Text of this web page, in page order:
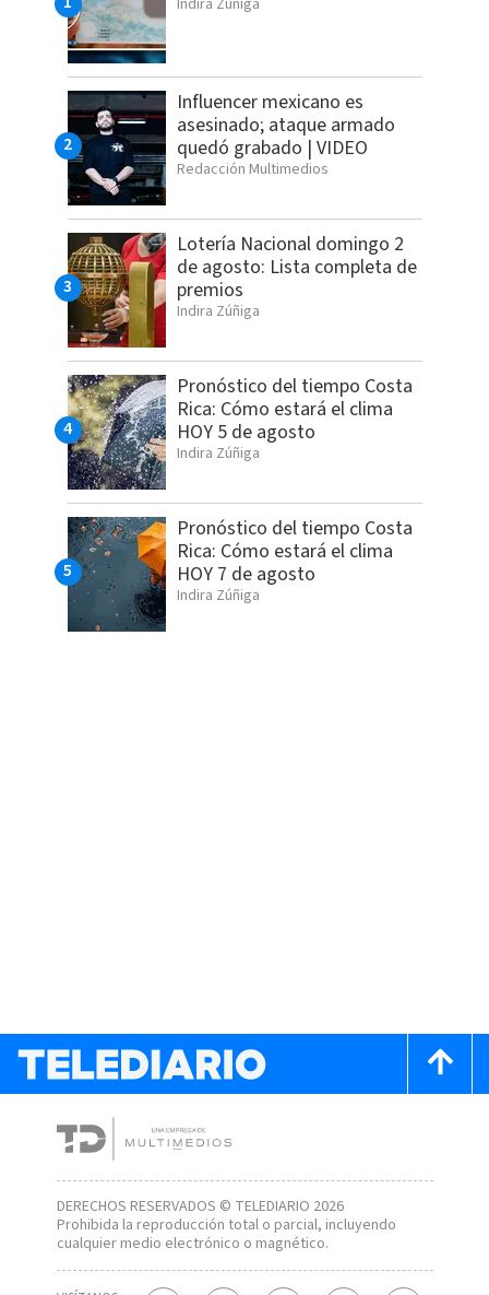
Influencer mexicano es
asesinado; ataque armado
quedó grabado | VIDEO
Redacción Multimedios
Lotería Nacional domingo 2
de agosto: Lista completa de
premios
Indira Zúñiga
Pronóstico del tiempo Costa
Rica: Cómo estará el clima
HOY 5 de agosto
Indira Zúñiga
Pronóstico del tiempo Costa
Rica: Cómo estará el clima
HOY 7 de agosto
Indira Zúñiga
DERECHOS RESERVADOS © TELEDIARIO 2026
Prohibida la reproducción total o parcial, incluyendo
cualquier medio electrónico o magnético.